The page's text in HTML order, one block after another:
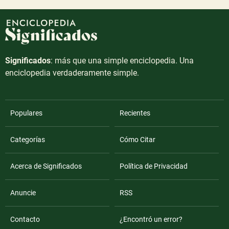
Significados: más que una simple enciclopedia. Una
enciclopedia verdaderamente simple.
Populares Recientes
Categorías Cómo Citar
Acerca de Significados Política de Privacidad
Anuncie RSS
Contacto ¿Encontró un error?